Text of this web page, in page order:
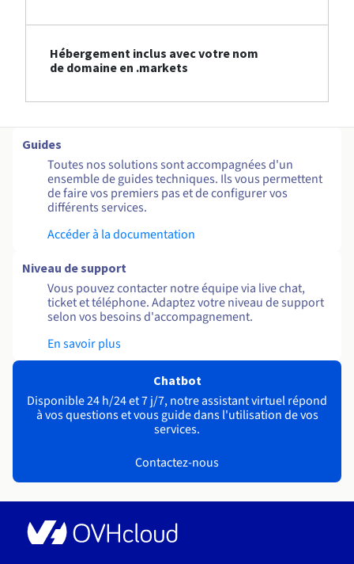
Hébergement inclus avec votre nom
de domaine en .markets
Guides
Toutes nos solutions sont accompagnées d'un
ensemble de guides techniques. Ils vous permettent
de faire vos premiers pas et de configurer vos
différents services.
Accéder à la documentation
Niveau de support
Vous pouvez contacter notre équipe via live chat,
ticket et téléphone. Adaptez votre niveau de support
selon vos besoins d'accompagnement.
En savoir plus
Chatbot
Disponible 24 h/24 et 7 j/7, notre assistant virtuel répond
à vos questions et vous guide dans l'utilisation de vos
services.
Contactez-nous